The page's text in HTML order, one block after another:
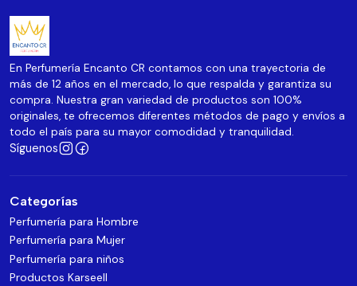
En Perfumería Encanto CR contamos con una trayectoria de
más de 12 años en el mercado, lo que respalda y garantiza su
compra. Nuestra gran variedad de productos son 100%
originales, te ofrecemos diferentes métodos de pago y envíos a
todo el país para su mayor comodidad y tranquilidad.
Síguenos
Categorías
Perfumería para Hombre
Perfumería para Mujer
Perfumería para niños
Productos Karseell